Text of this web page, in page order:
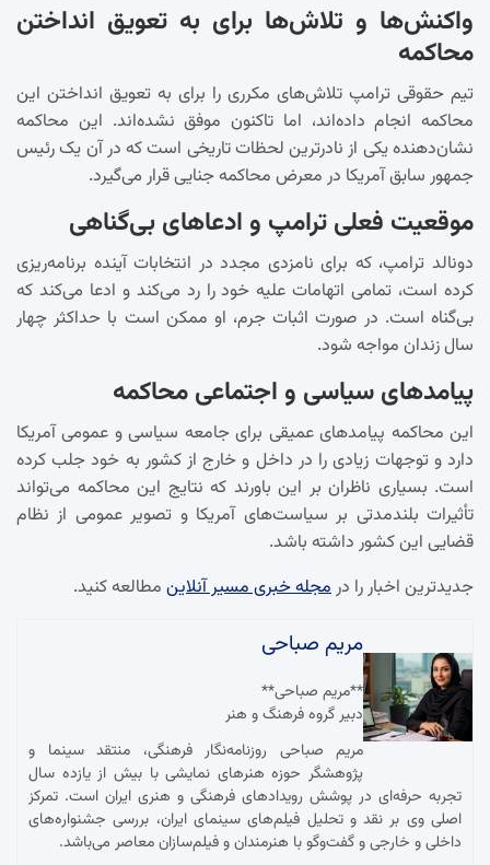
واکنش‌ها و تلاش‌ها برای به تعویق انداختن
محاکمه
تیم حقوقی ترامپ تلاش‌های مکرری را برای به تعویق انداختن این
محاکمه انجام داده‌اند، اما تاکنون موفق نشده‌اند. این محاکمه
نشان‌دهنده یکی از نادرترین لحظات تاریخی است که در آن یک رئیس
جمهور سابق آمریکا در معرض محاکمه جنایی قرار می‌گیرد.
موقعیت فعلی ترامپ و ادعاهای بی‌گناهی
دونالد ترامپ، که برای نامزدی مجدد در انتخابات آینده برنامه‌ریزی
کرده است، تمامی اتهامات علیه خود را رد می‌کند و ادعا می‌کند که
بی‌گناه است. در صورت اثبات جرم، او ممکن است با حداکثر چهار
سال زندان مواجه شود.
پیامدهای سیاسی و اجتماعی محاکمه
این محاکمه پیامدهای عمیقی برای جامعه سیاسی و عمومی آمریکا
دارد و توجهات زیادی را در داخل و خارج از کشور به خود جلب کرده
است. بسیاری ناظران بر این باورند که نتایج این محاکمه می‌تواند
تأثیرات بلندمدتی بر سیاست‌های آمریکا و تصویر عمومی از نظام
قضایی این کشور داشته باشد.
جدیدترین اخبار را درمجله خبری مسیر آنلاین مطالعه کنید.
مریم صباحی
**مریم صباحی**
دبیر گروه فرهنگ و هنر
مریم صباحی روزنامه‌نگار فرهنگی، منتقد سینما و
پژوهشگر حوزه هنرهای نمایشی با بیش از یازده سال
تجربه حرفه‌ای در پوشش رویدادهای فرهنگی و هنری ایران است. تمرکز
اصلی وی بر نقد و تحلیل فیلم‌های سینمای ایران، بررسی جشنواره‌های
داخلی و خارجی و گفت‌وگو با هنرمندان و فیلم‌سازان معاصر می‌باشد.